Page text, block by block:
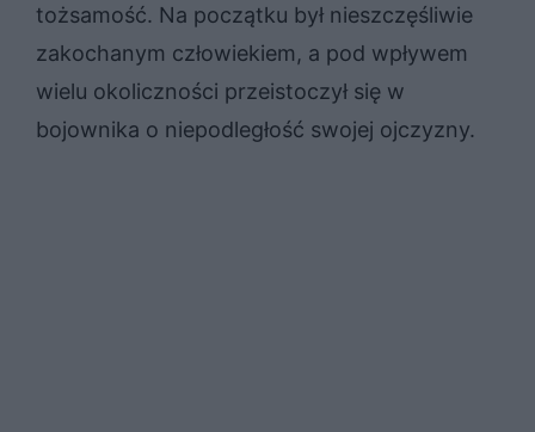
tożsamość. Na początku był nieszczęśliwie
zakochanym człowiekiem, a pod wpływem
wielu okoliczności przeistoczył się w
bojownika o niepodległość swojej ojczyzny.